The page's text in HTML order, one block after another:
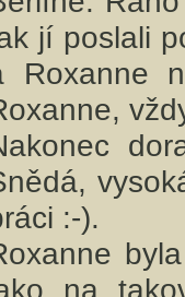
jí poslali
Roxanne
:-).
na